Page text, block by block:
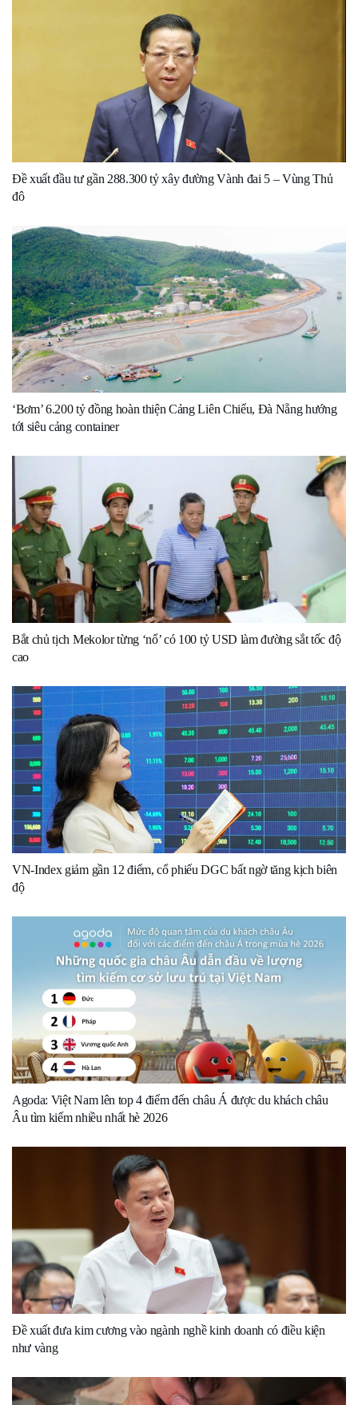
Đề xuất đầu tư gần 288.300 tỷ xây đường Vành đai 5 – Vùng Thủ
đô
‘Bơm’ 6.200 tỷ đồng hoàn thiện Cảng Liên Chiểu, Đà Nẵng hướng
tới siêu cảng container
Bắt chủ tịch Mekolor từng ‘nổ’ có 100 tỷ USD làm đường sắt tốc độ
cao
VN-Index giảm gần 12 điểm, cổ phiếu DGC bất ngờ tăng kịch biên
độ
Agoda: Việt Nam lên top 4 điểm đến châu Á được du khách châu
Âu tìm kiếm nhiều nhất hè 2026
Đề xuất đưa kim cương vào ngành nghề kinh doanh có điều kiện
như vàng